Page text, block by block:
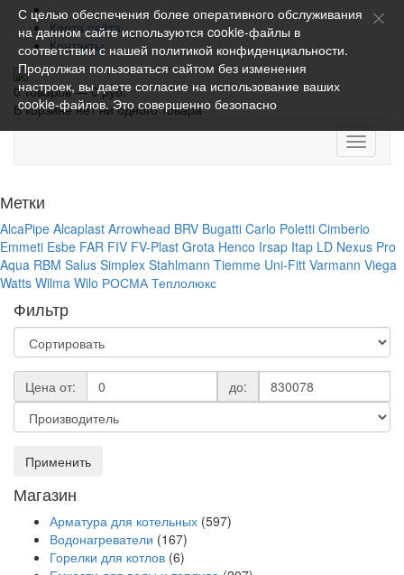
Карта сайта
Контакты
0 товаров — 0 руб.
В корзине нет ни одного товара
Toggle
Метки
AlcaPipe Alcaplast Arrowhead BRV Bugatti Carlo Poletti Cimberio
Emmeti Esbe FAR FIV FV-Plast Grota Henco Irsap Itap LD Nexus Pro
Aqua RBM Salus Simplex Stahlmann Tiemme Uni-Fitt Varmann Viega
Watts Wilma Wilo РОСМА Теплолюкс
Фильтр
Цена от: до:
Применить
Магазин
Арматура для котельных (597)
Водонагреватели (167)
Горелки для котлов (6)
С целью обеспечения более оперативного обслуживания
на данном сайте используются cookie-файлы в
соответствии с нашей политикой конфиденциальности.
Продолжая пользоваться сайтом без изменения
настроек, вы даете согласие на использование ваших
cookie-файлов. Это совершенно безопасно